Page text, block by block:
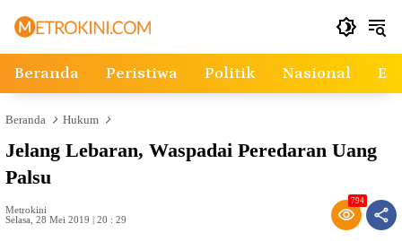
Beranda Peristiwa Politik Nasional
Beranda Hukum
Jelang Lebaran, Waspadai Peredaran Uang
Palsu
Metrokini
Selasa, 28 Mei 2019 | 20 : 29
794